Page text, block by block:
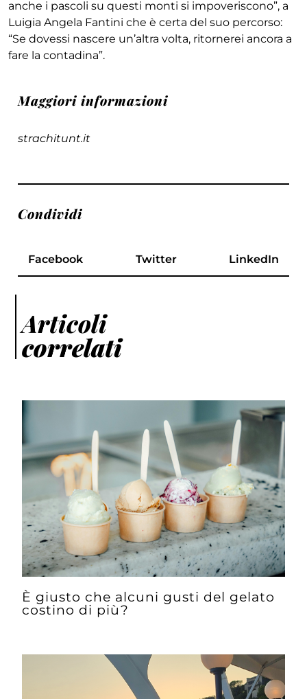
anche i pascoli su questi monti si impoveriscono”, a
Luigia Angela Fantini che è certa del suo percorso:
“Se dovessi nascere un’altra volta, ritornerei ancora a
fare la contadina”.
Maggiori informazioni
strachitunt.it
Condividi
Facebook Twitter LinkedIn
Articoli
correlati
È giusto che alcuni gusti del gelato
costino di più?